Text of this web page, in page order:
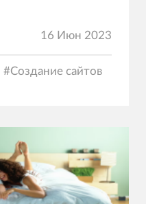
16 Июн 2023
#Создание сайтов